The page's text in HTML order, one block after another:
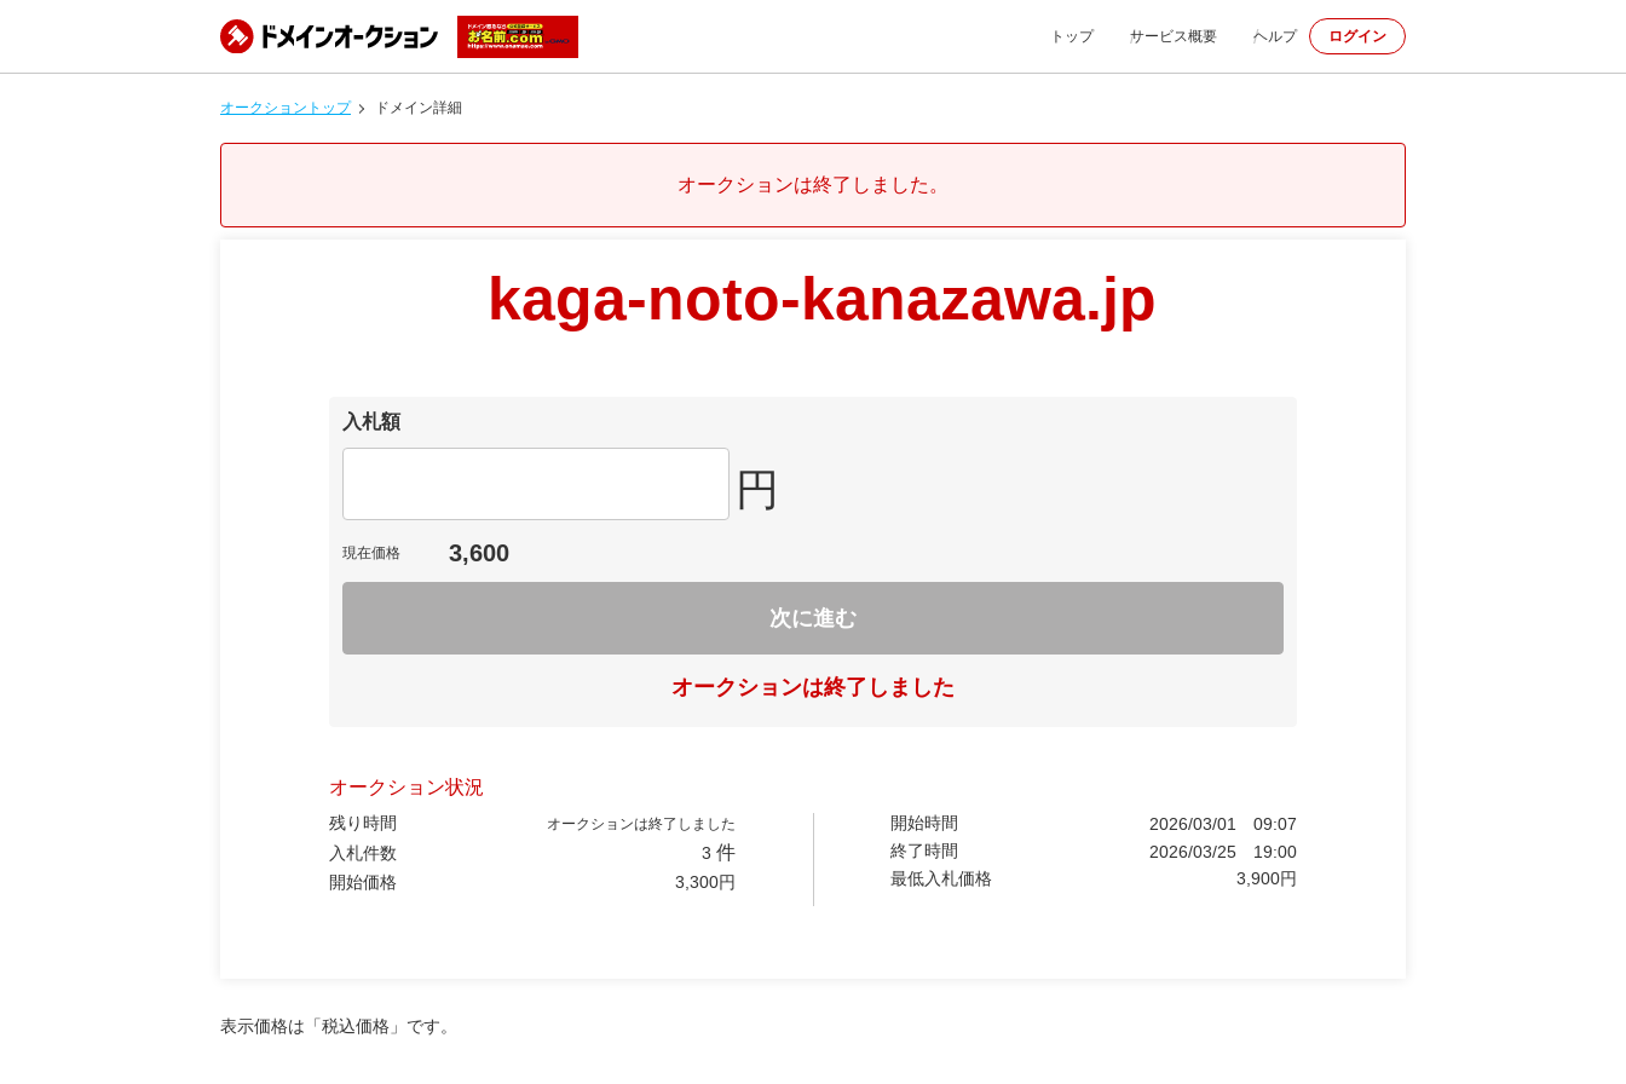
トップ サービス概要 ヘルプ ログイン
オークショントップ ドメイン詳細
オークションは終了しました。
kaga-noto-kanazawa.jp
入札額
円
現在価格 3,600
次に進む
オークションは終了しました
オークション状況
残り時間 オークションは終了しました
入札件数 3 件
開始価格 3,300円
開始時間 2026/03/01
09:07
終了時間
2026/03/25
19:00
最低入札価格
3,900円
表示価格は「税込価格」です。